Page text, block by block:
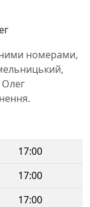
номерами,
Олег
17:00
17:00
17:00